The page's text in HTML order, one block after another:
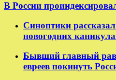
В России
Синоптики
новогодних
Бывший главный
евреев покинуть